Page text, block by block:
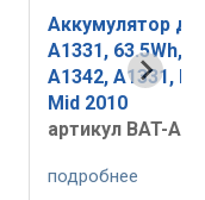
Аккумулятор
A1375, 35Wh,
2010, OEM
артикул BAT-
подробнее